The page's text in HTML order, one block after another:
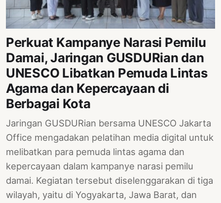
Perkuat Kampanye Narasi Pemilu
Damai, Jaringan GUSDURian dan
UNESCO Libatkan Pemuda Lintas
Agama dan Kepercayaan di
Berbagai Kota
Jaringan GUSDURian bersama UNESCO Jakarta
Office mengadakan pelatihan media digital untuk
melibatkan para pemuda lintas agama dan
kepercayaan dalam kampanye narasi pemilu
damai. Kegiatan tersebut diselenggarakan di tiga
wilayah, yaitu di Yogyakarta, Jawa Barat, dan